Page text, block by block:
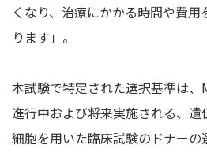
くなり、治療にかかる時間や費
ります」。
本試験で特定された選択基準は、
進行中および将来実施される、
細胞を用いた臨床試験のドナー